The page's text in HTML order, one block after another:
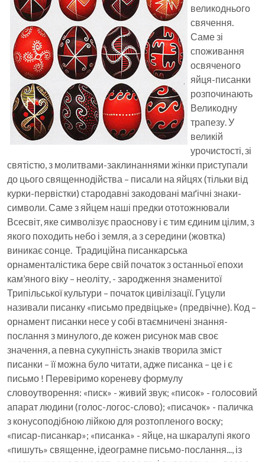
великоднього
свячення.
Саме зі
споживання
освяченого
яйця-писанки
розпочинають
Великодну
трапезу. У
великій
урочистості, зі
святістю, з молитвами-заклинаннями жінки приступали
до цього священнодійства – писали на яйцях (тільки від
курки-первістки) стародавні закодовані маґічні знаки-
символи. Саме з яйцем наші предки ототожнювали
Всесвіт, яке символізує праоснову і є тим єдиним цілим, з
якого походить небо і земля, а з середини (жовтка)
виникає сонце. Традиційна писанкарська
орнаменталістика бере свій початок з останньої епохи
кам’яного віку – неоліту, - зародження знаменитої
Трипільської культури – початок цивілізації. Гуцули
називали писанку «письмо предвіцьке» (предвічне). Код –
орнамент писанки несе у собі втаємничені знання-
послання з минулого, де кожен рисунок мав своє
значення, а певна сукупність знаків творила зміст
писанки – її можна було читати, адже писанка – це і є
письмо ! Перевіримо кореневу формулу
словоутворення: «писк» - живий звук; «писок» - голосовий
апарат людини (голос-логос-слово); «писачок» - паличка
з конусоподібною лійкою для розтопленого воску;
«писар-писанкар»; «писанка» - яйце, на шкаралупі якого
«пишуть» священне, ідеограмне письмо-послання..., із